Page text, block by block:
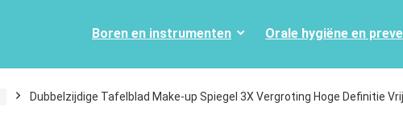
Boren en instrumenten Orale hygiëne en
Dubbelzijdige Tafelblad Make-up Spiegel 3X Vergroting Hoge Definitie